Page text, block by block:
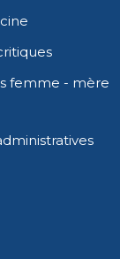
femme - mère